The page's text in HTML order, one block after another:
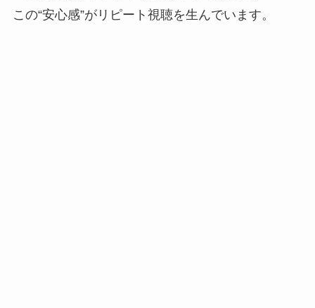
この“安心感”がリピート視聴を生んでいます。